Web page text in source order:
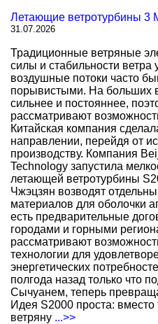
Летающие ветротурбины
31.07.2026
Традиционные ветряные
силы и стабильности ветра
воздушные потоки часто
порывистыми. На больших
сильнее и постояннее,
рассматривают
Китайская компания
направлении, перейдя от
производству. Компания
Technology запустила
летающей ветротурбины
Чжэцзян возводят
материалов для оболочки
есть предварительные
городами и горными
рассматривают
технологии для
энергетических
полгода назад только что
Сычуанем, теперь
Идея S2000 проста: вместо
ветряну ...>>